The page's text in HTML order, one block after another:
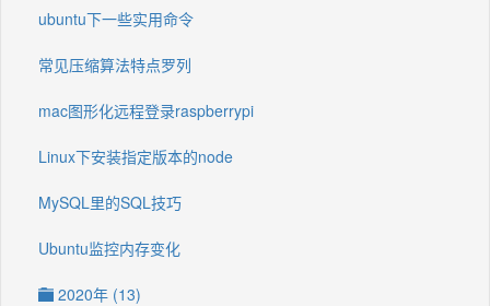
ubuntu下一些实用命令
常见压缩算法特点罗列
mac图形化远程登录raspberrypi
Linux下安装指定版本的node
MySQL里的SQL技巧
Ubuntu监控内存变化
2020年 (13)